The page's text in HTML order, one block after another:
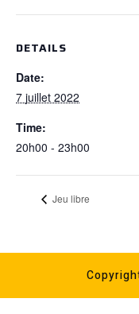
DETAILS
Date:
7 juillet 2022
Time:
20h00 - 23h00
Jeu libre